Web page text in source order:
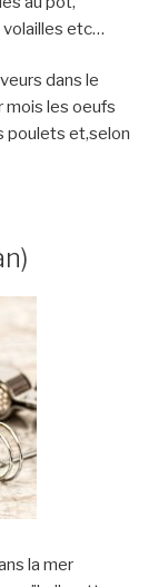
volailles etc…
dans le
mois les oeufs
poulets et,selon
la mer